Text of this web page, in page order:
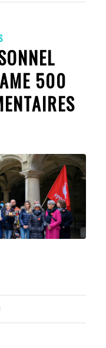
500